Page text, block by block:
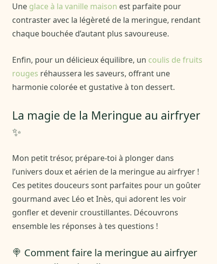
Une glace à la vanille maison est parfaite pour
contraster avec la légèreté de la meringue, rendant
chaque bouchée d’autant plus savoureuse.
Enfin, pour un délicieux équilibre, un coulis de fruits
rouges réhaussera les saveurs, offrant une
harmonie colorée et gustative à ton dessert.
La magie de la Meringue au airfryer
✨
Mon petit trésor, prépare-toi à plonger dans
l’univers doux et aérien de la meringue au airfryer !
Ces petites douceurs sont parfaites pour un goûter
gourmand avec Léo et Inès, qui adorent les voir
gonfler et devenir croustillantes. Découvrons
ensemble les réponses à tes questions !
🍭 Comment faire la meringue au airfryer